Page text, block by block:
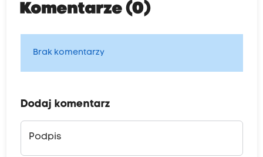
Komentarze (0)
Brak komentarzy
Dodaj komentarz
Podpis